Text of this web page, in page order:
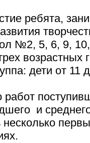
ребята,
№2, 5, 6, 9,
возрастных
дети от 11
и